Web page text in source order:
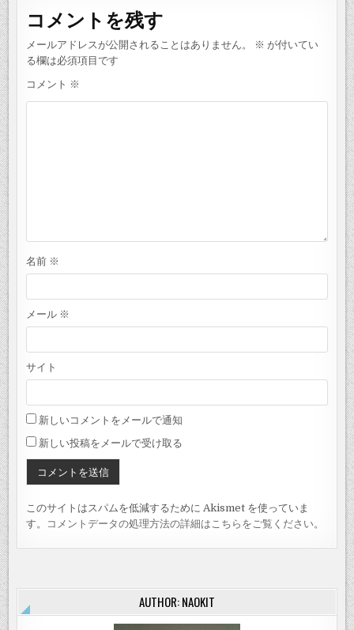
ゲ
ー
シ
ョ
ン
コメントを残す
メールアドレスが公開されることはありません。 ※ が付いてい
る欄は必須項目です
コメント ※
名前 ※
メール ※
サイト
新しいコメントをメールで通知
新しい投稿をメールで受け取る
このサイトはスパムを低減するために Akismet を使っていま
す。
コメントデータの処理方法の詳細はこちらをご覧ください。
AUTHOR: NAOKIT